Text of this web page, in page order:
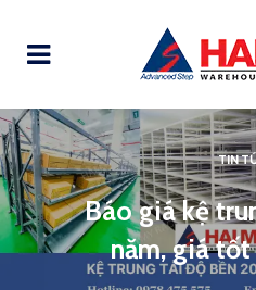
TIN
Báo giá kệ
năm, giá